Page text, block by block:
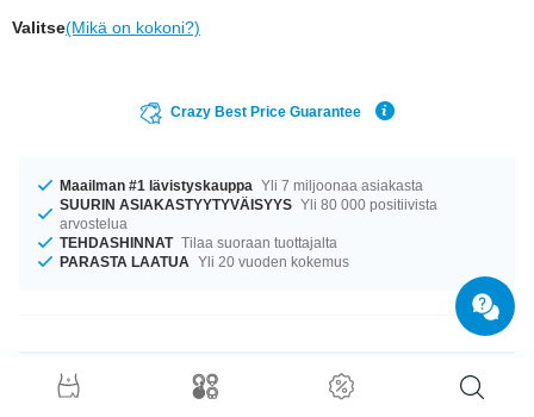
Valitse(Mikä on kokoni?)
Crazy Best Price Guarantee
Maailman #1 lävistyskauppa Yli 7 miljoonaa asiakasta
SUURIN ASIAKASTYYTYVÄISYYS Yli 80 000 positiivista
arvostelua
TEHDASHINNAT Tilaa suoraan tuottajalta
PARASTA LAATUA Yli 20 vuoden kokemus
Tuotetiedot